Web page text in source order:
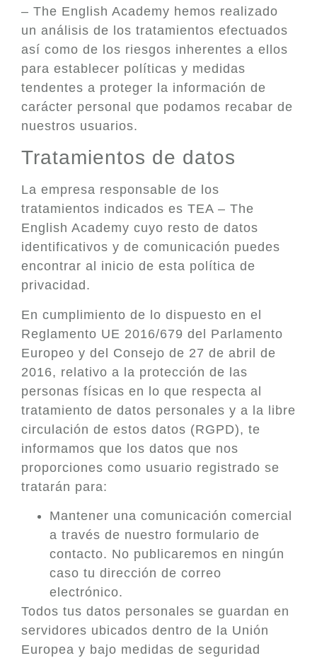
– The English Academy hemos realizado
un análisis de los tratamientos efectuados
así como de los riesgos inherentes a ellos
para establecer políticas y medidas
tendentes a proteger la información de
carácter personal que podamos recabar de
nuestros usuarios.
Tratamientos de datos
La empresa responsable de los
tratamientos indicados es TEA – The
English Academy cuyo resto de datos
identificativos y de comunicación puedes
encontrar al inicio de esta política de
privacidad.
En cumplimiento de lo dispuesto en el
Reglamento UE 2016/679 del Parlamento
Europeo y del Consejo de 27 de abril de
2016, relativo a la protección de las
personas físicas en lo que respecta al
tratamiento de datos personales y a la libre
circulación de estos datos (RGPD), te
informamos que los datos que nos
proporciones como usuario registrado se
tratarán para:
Mantener una comunicación comercial
a través de nuestro formulario de
contacto. No publicaremos en ningún
caso tu dirección de correo
electrónico.
Todos tus datos personales se guardan en
servidores ubicados dentro de la Unión
Europea y bajo medidas de seguridad